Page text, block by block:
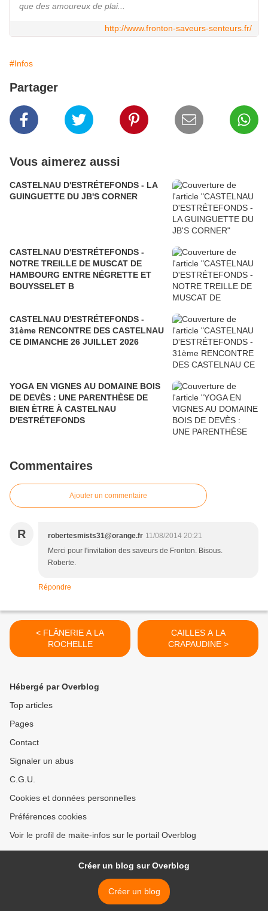
que des amoureux de plai...
http://www.fronton-saveurs-senteurs.fr/
#Infos
Partager
Vous aimerez aussi
CASTELNAU D'ESTRÉTEFONDS - LA
GUINGUETTE DU JB'S CORNER
CASTELNAU D'ESTRÉTEFONDS -
NOTRE TREILLE DE MUSCAT DE
HAMBOURG ENTRE NÉGRETTE ET
BOUYSSELET B
CASTELNAU D'ESTRÉTEFONDS -
31ème RENCONTRE DES CASTELNAU
CE DIMANCHE 26 JUILLET 2026
YOGA EN VIGNES AU DOMAINE BOIS
DE DEVÈS : UNE PARENTHÈSE DE
BIEN ÈTRE À CASTELNAU
D'ESTRÉTEFONDS
Commentaires
Ajouter un commentaire
R robertesmists31@orange.fr 11/08/2014 20:21
Merci pour l'invitation des saveurs de Fronton. Bisous.
Roberte.
Répondre
< FLÂNERIE A LA
ROCHELLE
CAILLES A LA
CRAPAUDINE >
Hébergé par Overblog
Top articles
Pages
Contact
Signaler un abus
C.G.U.
Cookies et données personnelles
Préférences cookies
Voir le profil de maite-infos sur le portail Overblog
Créer un blog sur Overblog
Créer un blog